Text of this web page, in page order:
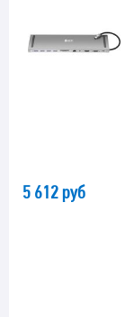
5 612 руб